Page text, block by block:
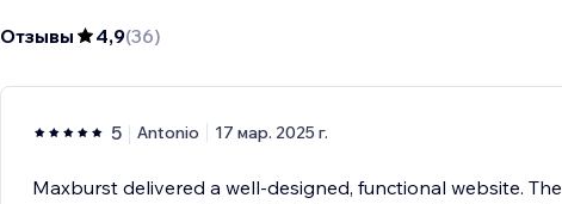
Отзывы 4,9(36)
5 Antonio 17 мар. 2025 г.
Maxburst delivered a well-designed, functional website. The